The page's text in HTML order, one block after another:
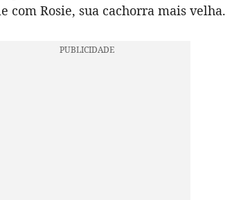
com Rosie, sua cachorra mais velha.